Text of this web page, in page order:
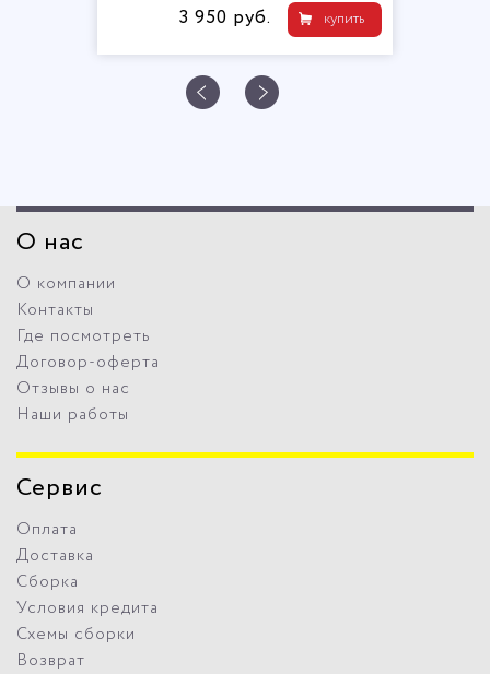
купить
3 950 руб.
О нас
О компании
Контакты
Где посмотреть
Договор-оферта
Отзывы о нас
Наши работы
Сервис
Оплата
Доставка
Сборка
Условия кредита
Схемы сборки
Возврат